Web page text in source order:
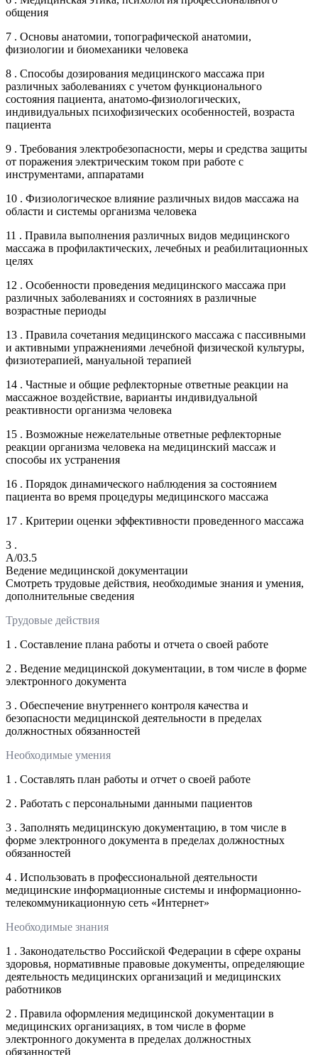
общения
7 . Основы анатомии, топографической анатомии,
физиологии и биомеханики человека
8 . Способы дозирования медицинского массажа при
различных заболеваниях с учетом функционального
состояния пациента, анатомо-физиологических,
индивидуальных психофизических особенностей, возраста
пациента
9 . Требования электробезопасности, меры и средства защиты
от поражения электрическим током при работе с
инструментами, аппаратами
10 . Физиологическое влияние различных видов массажа на
области и системы организма человека
11 . Правила выполнения различных видов медицинского
массажа в профилактических, лечебных и реабилитационных
целях
12 . Особенности проведения медицинского массажа при
различных заболеваниях и состояниях в различные
возрастные периоды
13 . Правила сочетания медицинского массажа с пассивными
и активными упражнениями лечебной физической культуры,
физиотерапией, мануальной терапией
14 . Частные и общие рефлекторные ответные реакции на
массажное воздействие, варианты индивидуальной
реактивности организма человека
15 . Возможные нежелательные ответные рефлекторные
реакции организма человека на медицинский массаж и
способы их устранения
16 . Порядок динамического наблюдения за состоянием
пациента во время процедуры медицинского массажа
17 . Критерии оценки эффективности проведенного массажа
3 .
A/03.5
Ведение медицинской документации
Смотреть трудовые действия, необходимые знания и умения,
дополнительные сведения
Трудовые действия
1 . Составление плана работы и отчета о своей работе
2 . Ведение медицинской документации, в том числе в форме
электронного документа
3 . Обеспечение внутреннего контроля качества и
безопасности медицинской деятельности в пределах
должностных обязанностей
Необходимые умения
1 . Составлять план работы и отчет о своей работе
2 . Работать с персональными данными пациентов
3 . Заполнять медицинскую документацию, в том числе в
форме электронного документа в пределах должностных
обязанностей
4 . Использовать в профессиональной деятельности
медицинские информационные системы и информационно-
телекоммуникационную сеть «Интернет»
Необходимые знания
1 . Законодательство Российской Федерации в сфере охраны
здоровья, нормативные правовые документы, определяющие
деятельность медицинских организаций и медицинских
работников
2 . Правила оформления медицинской документации в
медицинских организациях, в том числе в форме
электронного документа в пределах должностных
обязанностей